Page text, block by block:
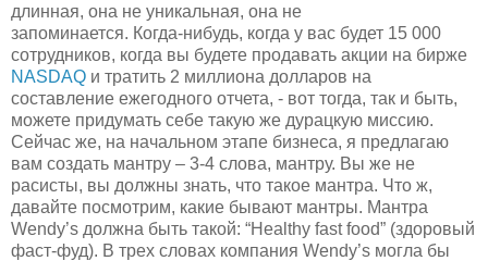
длинная, она не уникальная, она не
запоминается. Когда-нибудь, когда у вас будет 15 000
сотрудников, когда вы будете продавать акции на бирже
NASDAQ и тратить 2 миллиона долларов на
составление ежегодного отчета, - вот тогда, так и быть,
можете придумать себе такую же дурацкую миссию.
Сейчас же, на начальном этапе бизнеса, я предлагаю
вам создать мантру – 3-4 слова, мантру. Вы же не
расисты, вы должны знать, что такое мантра. Что ж,
давайте посмотрим, какие бывают мантры. Мантра
Wendy’s должна быть такой: “Healthy fast food” (здоровый
фаст-фуд). В трех словах компания Wendy’s могла бы